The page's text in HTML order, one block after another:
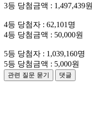
3등 당첨금액 : 1,497,439원
4등 당첨자 : 62,101명
4등 당첨금액 : 50,000원
5등 당첨자 : 1,039,160명
5등 당첨금액 : 5,000원